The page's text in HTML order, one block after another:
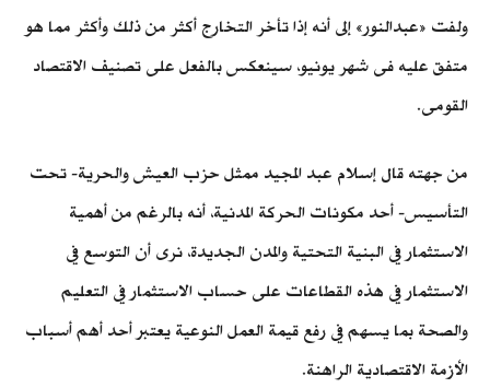
ولفت «عبدالنور» إلى أنه إذا تأخر التخارج أكثر من ذلك وأكثر مما هو
متفق عليه فى شهر يونيو، سينعكس بالفعل على تصنيف الاقتصاد
القومى.
من جهته قال إسلام عبد المجيد ممثل حزب العيش والحرية- تحت
التأسيس- أحد مكونات الحركة المدنية، أنه بالرغم من أهمية
الاستثمار في البنية التحتية والمدن الجديدة، نرى أن التوسع في
الاستثمار في هذه القطاعات على حساب الاستثمار في التعليم
والصحة بما يسهم في رفع قيمة العمل النوعية يعتبر أحد أهم أسباب
الأزمة الاقتصادية الراهنة.